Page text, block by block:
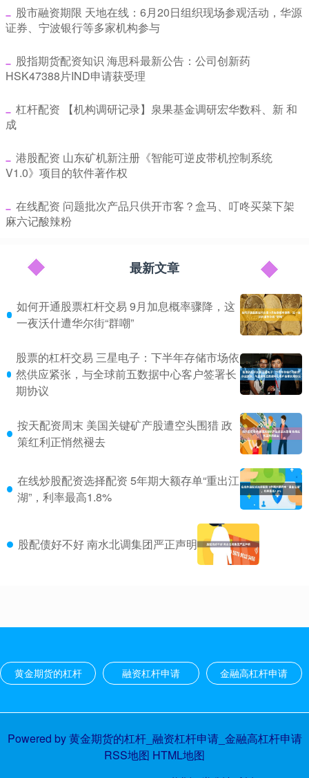
​股市融资期限 天地在线：6月20日组织现场参观活动，华源
证券、宁波银行等多家机构参与
​股指期货配资知识 海思科最新公告：公司创新药
HSK47388片IND申请获受理
​杠杆配资 【机构调研记录】泉果基金调研宏华数科、新 和
成
​港股配资 山东矿机新注册《智能可逆皮带机控制系统
V1.0》项目的软件著作权
​在线配资 问题批次产品只供开市客？盒马、叮咚买菜下架
麻六记酸辣粉
最新文章
如何开通股票杠杆交易 9月加息概率骤降，这
一夜沃什遭华尔街“群嘲”
股票的杠杆交易 三星电子：下半年存储市场依
然供应紧张，与全球前五数据中心客户签署长
期协议
按天配资周末 美国关键矿产股遭空头围猎 政
策红利正悄然褪去
在线炒股配资选择配资 5年期大额存单“重出江
湖”，利率最高1.8%
股配债好不好 南水北调集团严正声明
黄金期货的杠杆 融资杠杆申请 金融高杠杆申请
Powered by黄金期货的杠杆_融资杠杆申请_金融高杠杆申请
RSS地图 HTML地图